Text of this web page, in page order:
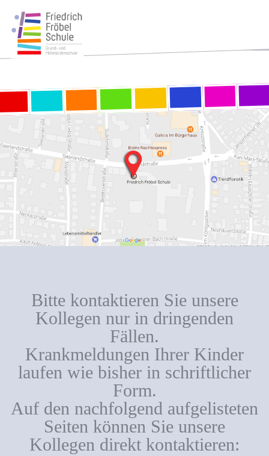
Bitte kontaktieren Sie unsere
Kollegen nur in dringenden
Fällen.
Krankmeldungen Ihrer Kinder
laufen wie bisher in schriftlicher
Form.
Auf den nachfolgend aufgelisteten
Seiten können Sie unsere
Kollegen direkt kontaktieren: